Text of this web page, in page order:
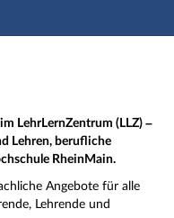
LehrLernZentrum (LLZ) –
Lehren, berufliche
RheinMain.
Angebote für alle
Lehrende und